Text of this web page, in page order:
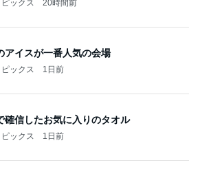
ックス 20時間前
アイスが一番人気の会場
ックス 1日前
確信したお気に入りのタオル
ックス 1日前